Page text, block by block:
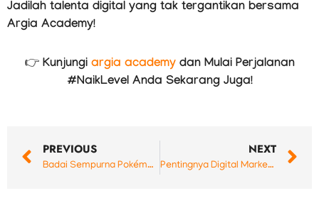
Jadilah talenta digital yang tak tergantikan bersama
Argia Academy!
👉 Kunjungi argia academydan Mulai Perjalanan
#NaikLevel Anda Sekarang Juga!
PREVIOUS
Badai Sempurna Pokémon TCG “Ledakan Peniada”: 5 Pelajaran Digital Marketing di Balik Fenomena FOMO dan Skandal Harga
NEXT
Pentingnya Digital Marketing dalam Membangun Brand Awareness di Era Digital